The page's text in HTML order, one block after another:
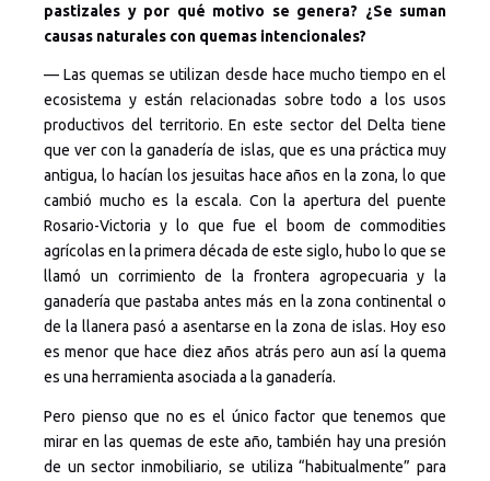
pastizales y por qué motivo se genera? ¿Se suman
causas naturales con quemas intencionales?
— Las quemas se utilizan desde hace mucho tiempo en el
ecosistema y están relacionadas sobre todo a los usos
productivos del territorio. En este sector del Delta tiene
que ver con la ganadería de islas, que es una práctica muy
antigua, lo hacían los jesuitas hace años en la zona, lo que
cambió mucho es la escala. Con la apertura del puente
Rosario-Victoria y lo que fue el boom de commodities
agrícolas en la primera década de este siglo, hubo lo que se
llamó un corrimiento de la frontera agropecuaria y la
ganadería que pastaba antes más en la zona continental o
de la llanera pasó a asentarse en la zona de islas. Hoy eso
es menor que hace diez años atrás pero aun así la quema
es una herramienta asociada a la ganadería.
Pero pienso que no es el único factor que tenemos que
mirar en las quemas de este año, también hay una presión
de un sector inmobiliario, se utiliza “habitualmente” para